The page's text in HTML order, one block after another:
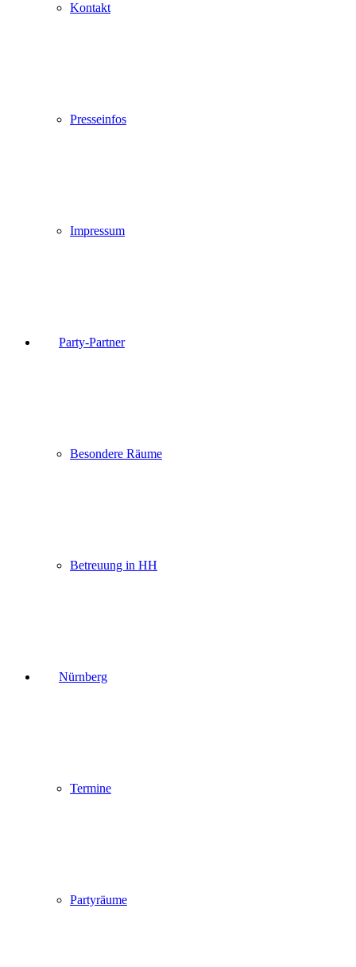
Kontakt
Presseinfos
Impressum
Party-Partner
Besondere Räume
Betreuung in HH
Nürnberg
Termine
Partyräume